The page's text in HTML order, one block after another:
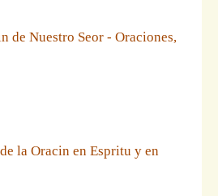
de Nuestro Seor - Oraciones,
la Oracin en Espritu y en